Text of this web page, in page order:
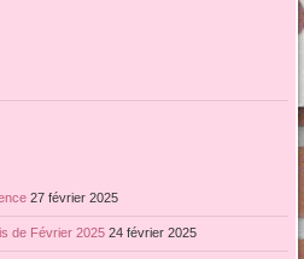
27 février 2025
de Février 2025 24 février 2025